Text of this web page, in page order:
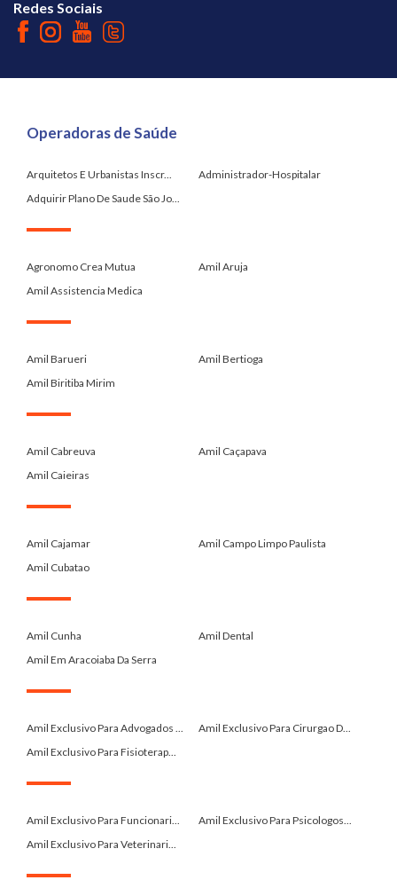
Redes Sociais
Operadoras de Saúde
Arquitetos E Urbanistas Inscr...
Administrador-Hospitalar
Adquirir Plano De Saude São Jo...
Agronomo Crea Mutua
Amil Aruja
Amil Assistencia Medica
Amil Barueri
Amil Bertioga
Amil Biritiba Mirim
Amil Cabreuva
Amil Caçapava
Amil Caieiras
Amil Cajamar
Amil Campo Limpo Paulista
Amil Cubatao
Amil Cunha
Amil Dental
Amil Em Aracoiaba Da Serra
Amil Exclusivo Para Advogados ...
Amil Exclusivo Para Cirurgao D...
Amil Exclusivo Para Fisioterap...
Amil Exclusivo Para Funcionari...
Amil Exclusivo Para Psicologos...
Amil Exclusivo Para Veterinari...